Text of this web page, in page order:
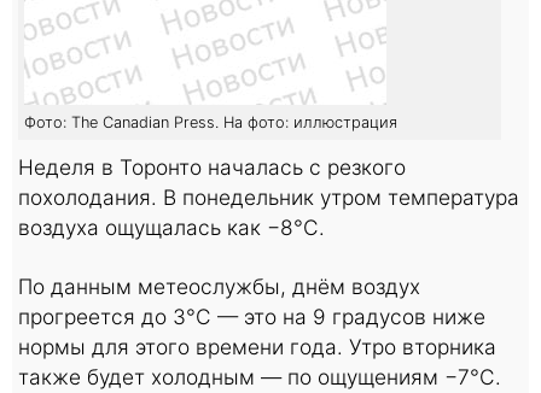
Фото: The Canadian Press. На фото: иллюстрация
Неделя в Торонто началась с резкого
похолодания. В понедельник утром температура
воздуха ощущалась как −8°C.
По данным метеослужбы, днём воздух
прогреется до 3°C — это на 9 градусов ниже
нормы для этого времени года. Утро вторника
также будет холодным — по ощущениям −7°C.